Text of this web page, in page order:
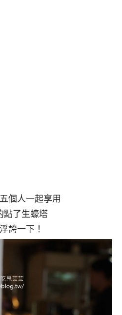
個人一起享用
點了生蠔塔
誇一下！